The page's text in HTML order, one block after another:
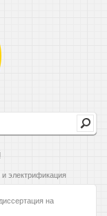
электрификация
на